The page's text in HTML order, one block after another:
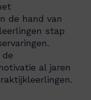
de hand van
stap
al jaren